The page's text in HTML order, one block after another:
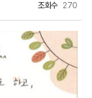
조회수 270